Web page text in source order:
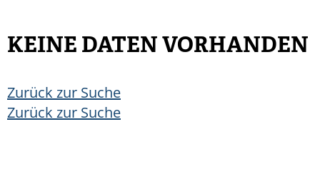
KEINE DATEN VORHANDEN
Zurück zur Suche
Zurück zur Suche